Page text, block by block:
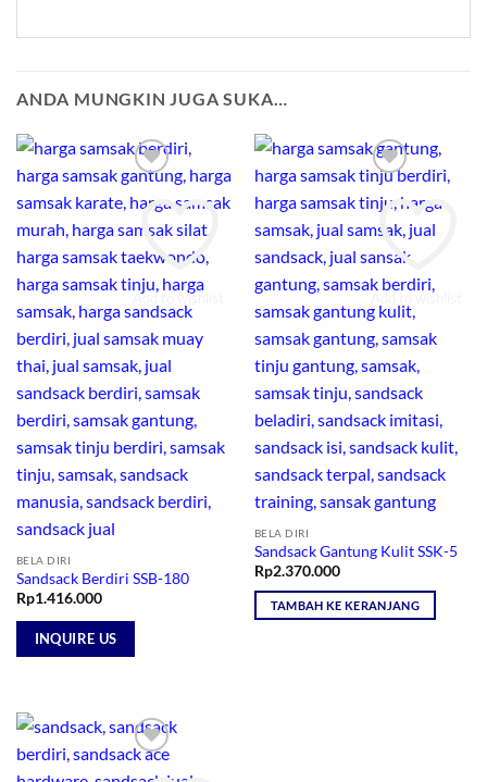
ANDA MUNGKIN JUGA SUKA…
Add to wishlist
BELA DIRI
Sandsack Berdiri SSB-180
Rp1.416.000
INQUIRE US
Add to wishlist
BELA DIRI
Sandsack Gantung Kulit SSK-5
Rp2.370.000
TAMBAH KE KERANJANG